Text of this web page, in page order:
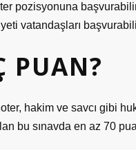
pozisyonuna
vatandaşları
PUAN?
hakim ve savcı gibi
bu sınavda en az 70